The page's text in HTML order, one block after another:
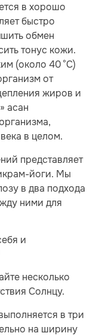
в хорошо
быстро
обмен
тонус кожи.
(около 40 °С)
от
жиров и
асан
в целом.
представляет
йоги. Мы
в два подхода
ними для
и
несколько
Солнцу.
в три
на ширину